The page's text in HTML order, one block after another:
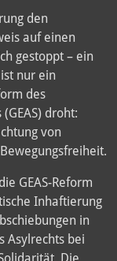
den
auf einen
gestoppt – ein
nur ein
des
droht:
von
GEAS-Reform
Inhaftierung
in
Asylrechts bei
Die